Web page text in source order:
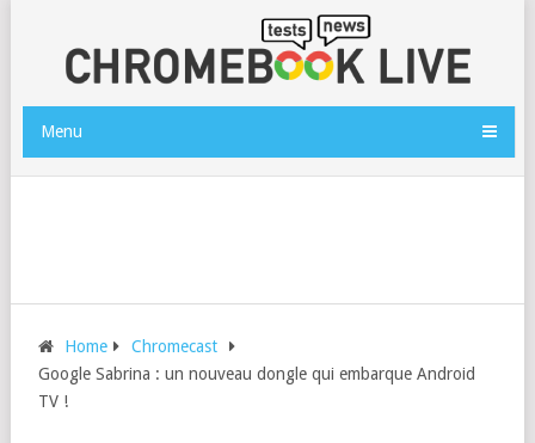
Menu
Home
Chromecast
Google Sabrina : un nouveau dongle qui embarque Android
TV !